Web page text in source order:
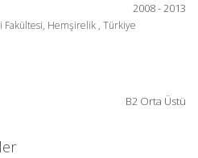
2008 - 2013
Fakültesi, Hemşirelik , Türkiye
B2 Orta Üstü